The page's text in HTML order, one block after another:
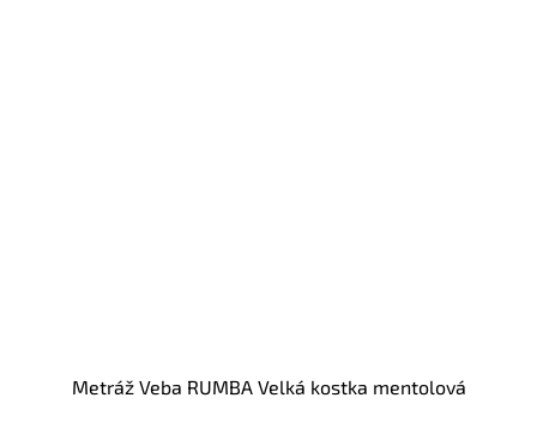
Metráž Veba RUMBA Velká kostka mentolová